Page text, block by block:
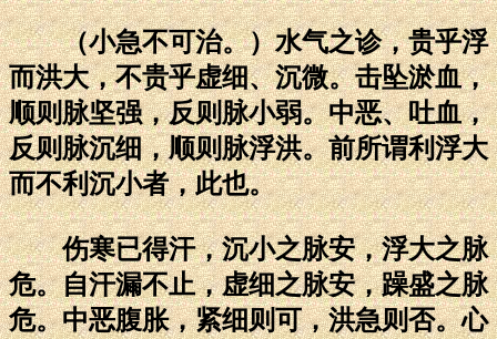
（小急不可治。）水气之诊，贵乎浮
而洪大，不贵乎虚细、沉微。击坠淤血，
顺则脉坚强，反则脉小弱。中恶、吐血，
反则脉沉细，顺则脉浮洪。前所谓利浮大
而不利沉小者，此也。
伤寒已得汗，沉小之脉安，浮大之脉
危。自汗漏不止，虚细之脉安，躁盛之脉
危。中恶腹胀，紧细则可，洪急则否。心